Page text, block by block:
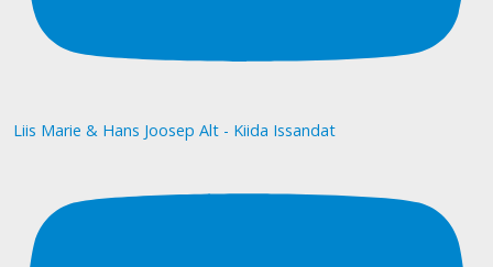
Liis Marie & Hans Joosep Alt - Kiida Issandat